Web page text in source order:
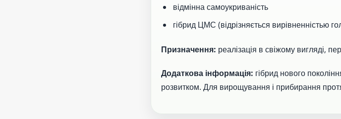
відмінна самоукриваність
гібрид ЦМС (відрізняється вирівненністью
Призначення: реалізація в свіжому вигляді,
Додаткова інформація: гібрид нового
розвитком. Для вирощування і прибирання